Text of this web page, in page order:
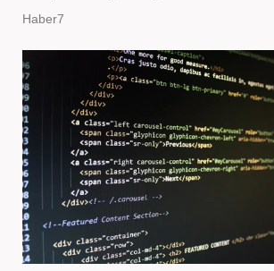
Haber7